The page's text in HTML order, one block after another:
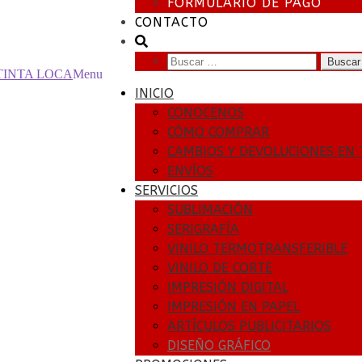
Menu
CONTACTO
Buscar:
INICIO
CONOCENOS
CÓMO COMPRAR
CAMBIOS Y DEVOLUCIONES EN
ENVÍOS
SERVICIOS
SUBLIMACIÓN
SERIGRAFÍA
VINILO TERMOTRANSFERIBLE
VINILO DE CORTE
IMPRESIÓN DIGITAL
IMPRESIÓN EN PAPEL
ARTÍCULOS PUBLICITARIOS
DISEÑO GRÁFICO